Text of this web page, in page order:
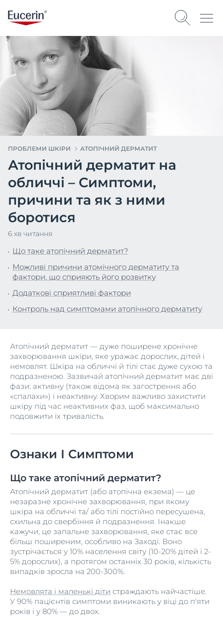
ПРОБЛЕМИ ШКІРИ АТОПІЧНИЙ ДЕРМАТИТ
Атопічний дерматит на
обличчі – Симптоми,
причини та як з ними
боротися
6 хв читання
Що таке атопічний дерматит?
Можливі причини атомічного дерматиту та
фактори, що сприяють його розвитку
Додаткові сприятливі фактори
Контроль над симптомами атопічного дерматиту
Атопічний дерматит — дуже поширене хронічне
захворювання шкіри, яке уражає дорослих, дітей і
немовлят. Шкіра на обличчі й тілі стає дуже сухою та
подразненою. Зазвичай атопічний дерматит має дві
фази: активну (також відома як загострення або
«спалахи») і неактивну. Хворим важливо захистити
шкіру під час неактивних фаз, щоб максимально
подовжити їх тривалість.
Ознаки І Симптоми
Що таке атопічний дерматит?
Атопічний дерматит (або атопічна екзема) — це
незаразне хронічне захворювання, при якому
шкіра на обличчі та/ або тілі постійно пересушена,
схильна до свербіння й подразнення. Інакше
кажучи, це запальне захворювання, яке стає все
більш поширеним, особливо на Заході. Воно
зустрічається у 10% населення світу (10-20% дітей і 2-
5% дорослих), а протягом останніх 30 років, кількість
випадків зросла на 200-300%.
Немовлята і маленькі діти страждають найчастіше.
У 90% пацієнтів симптоми виникають у віці до п'яти
років і у 80% — до двох.